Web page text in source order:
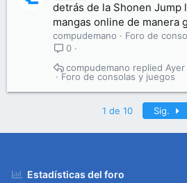
detrás de la Shonen Jump
mangas online de manera
compudemano
Foro de
0
Foro de consolas y juegos
compudemano
1 de 10 Sig.
Estadísticas del foro